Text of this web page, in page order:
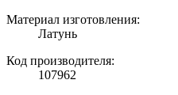
Материал изготовления:
Латунь
Код производителя:
107962